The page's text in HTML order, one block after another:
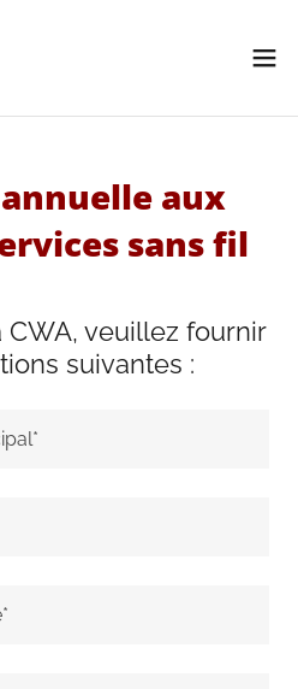
aux
sans fil
CWA, veuillez fournir
suivantes :